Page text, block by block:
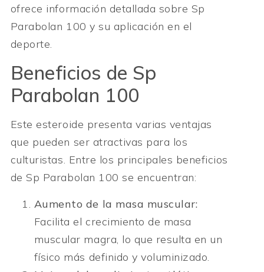
ofrece información detallada sobre Sp
Parabolan 100 y su aplicación en el
deporte.
Beneficios de Sp
Parabolan 100
Este esteroide presenta varias ventajas
que pueden ser atractivas para los
culturistas. Entre los principales beneficios
de Sp Parabolan 100 se encuentran:
Aumento de la masa muscular:
Facilita el crecimiento de masa
muscular magra, lo que resulta en un
físico más definido y voluminizado.